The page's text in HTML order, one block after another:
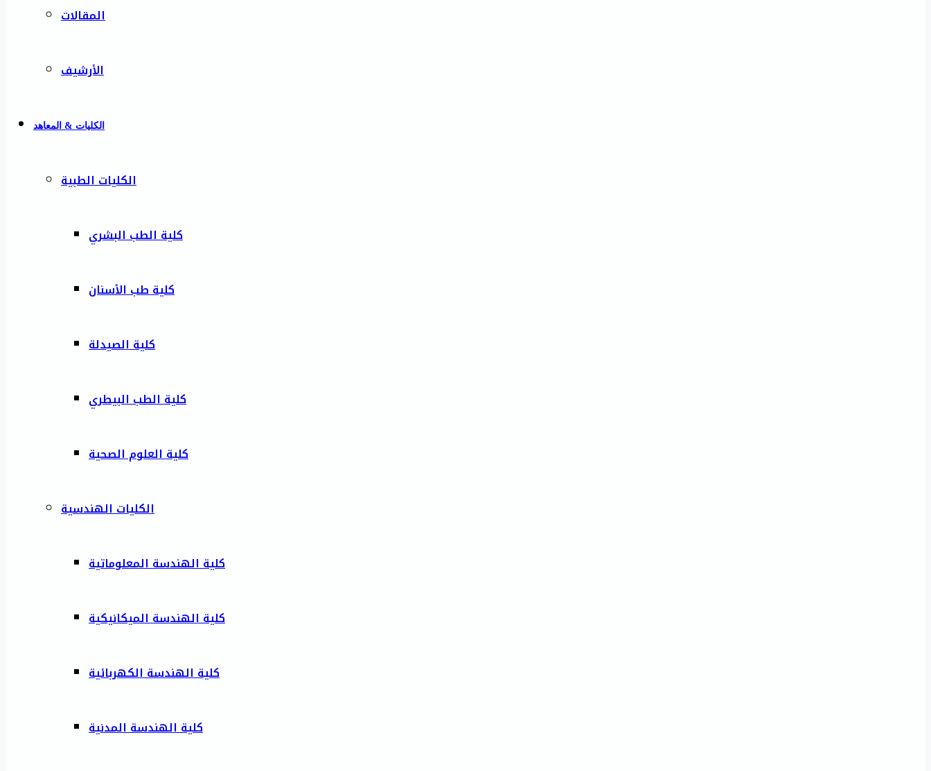
المقالات
الأرشيف
الكليات & المعاهد
الكليات الطبية
كلية الطب البشري
كلية طب الأسنان
كلية الصيدلة
كلية الطب البيطري
كلية العلوم الصحية
الكليات الهندسية
كلية الهندسة المعلوماتية
كلية الهندسة الميكانيكية
كلية الهندسة الكهربائية
كلية الهندسة المدنية